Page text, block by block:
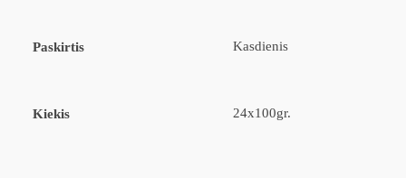
Paskirtis Kasdienis
Kiekis 24x100gr.